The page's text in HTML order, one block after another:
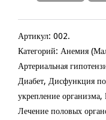
Артикул: 002.
Категорий: Анемия
Артериальная
Диабет, Дисфункция
укрепление
Лечение половых